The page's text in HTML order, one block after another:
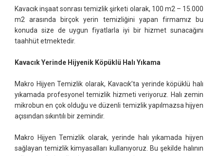
Kavacık inşaat sonrası temizlik şirketi olarak, 100 m2 – 15.000
m2 arasında birçok yerin temizliğini yapan firmamız bu
konuda size de uygun fiyatlarla iyi bir hizmet sunacağını
taahhüt etmektedir.
Kavacık Yerinde Hijyenik Köpüklü Halı Yıkama
Makro Hijyen Temizlik olarak, Kavacık’ta yerinde köpüklü halı
yıkamada profesyonel temizlik hizmeti veriyoruz. Halı zemin
mikrobun en çok olduğu ve düzenli temizlik yapılmazsa hijyen
açısından sıkıntılı bir zemindir.
Makro Hijyen Temizlik olarak, yerinde halı yıkamada hijyen
sağlayan temizlik kimyasalları kullanıyoruz. Bu şekilde halının